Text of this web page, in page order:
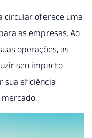
circular oferece uma
as empresas. Ao
operações, as
seu impacto
sua eficiência